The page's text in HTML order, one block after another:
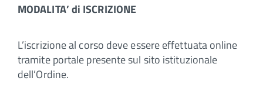
MODALITA’ di ISCRIZIONE
L’iscrizione al corso deve essere effettuata online
tramite portale presente sul sito istituzionale
dell’Ordine.